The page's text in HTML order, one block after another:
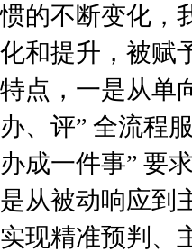
惯的不断变化，
化和提升，被赋
特点，一是从单
办、评” 全流程
办成一件事” 要
是从被动响应到
实现精准预判、